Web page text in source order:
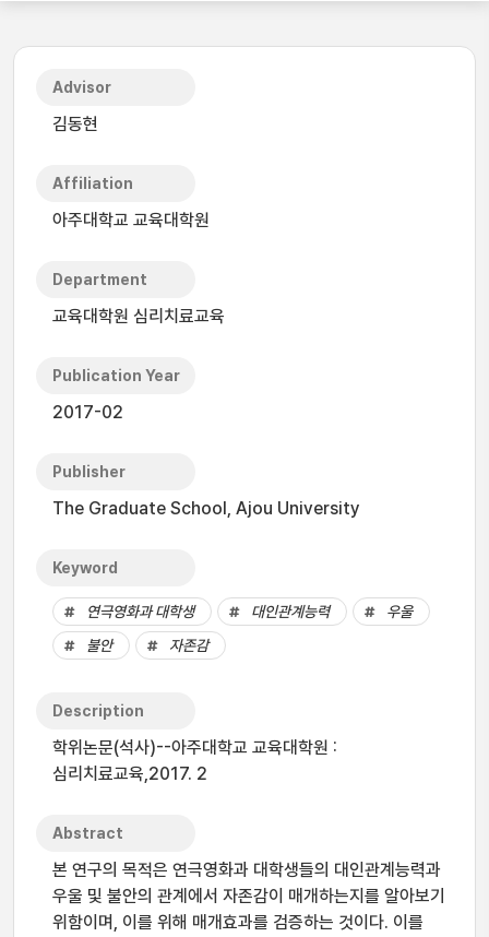
Advisor
김동현
Affiliation
아주대학교 교육대학원
Department
교육대학원 심리치료교육
Publication Year
2017-02
Publisher
The Graduate School, Ajou University
Keyword
연극영화과 대학생 대인관계능력
우울
불안
자존감
Description
학위논문(석사)--아주대학교 교육대학원 :
심리치료교육,2017. 2
Abstract
본 연구의 목적은 연극영화과 대학생들의 대인관계능력과
우울 및 불안의 관계에서 자존감이 매개하는지를 알아보기
위함이며, 이를 위해 매개효과를 검증하는 것이다. 이를